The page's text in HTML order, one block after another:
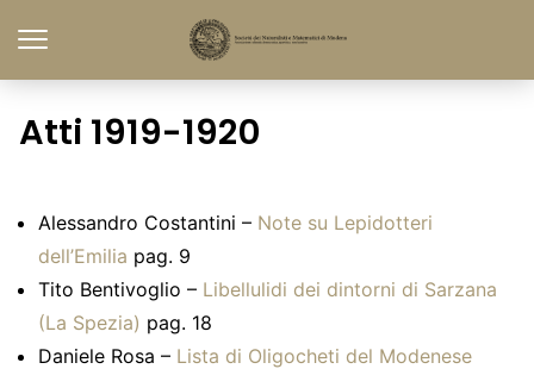
Atti 1919-1920
Alessandro Costantini – Note su Lepidotteri
dell’Emilia pag. 9
Tito Bentivoglio – Libellulidi dei dintorni di Sarzana
(La Spezia) pag. 18
Daniele Rosa – Lista di Oligocheti del Modenese